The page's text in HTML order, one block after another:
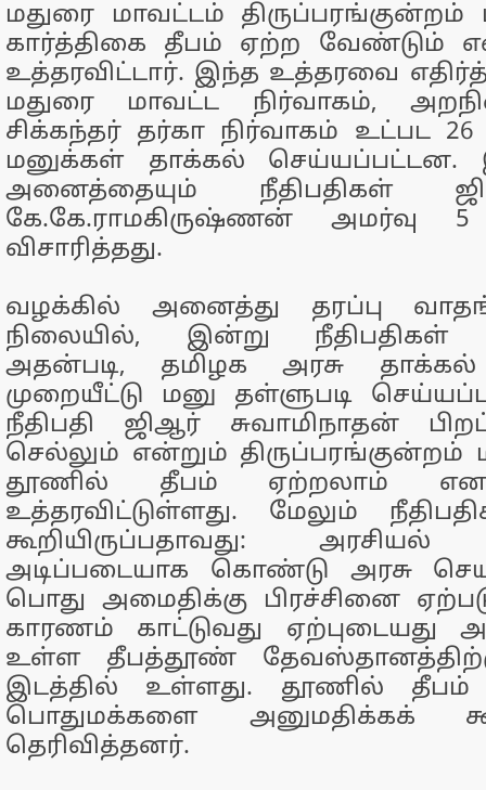
மதுரை மாவட்டம்
கார்த்திகை தீபம் ஏற்ற வேண்டும்
உத்தரவிட்டார். இந்த உத்தரவை
மதுரை மாவட்ட நிர்வாகம்,
சிக்கந்தர் தர்கா நிர்வாகம் உட்பட
மனுக்கள் தாக்கல் செய்யப்பட்டன.
அனைத்தையும் நீதிபதிகள்
கே.கே.ராமகிருஷ்ணன் அமர்வு
விசாரித்தது.
வழக்கில் அனைத்து தரப்பு
நிலையில், இன்று நீதிபதிகள்
அதன்படி, தமிழக அரசு
முறையீட்டு மனு தள்ளுபடி
நீதிபதி ஜிஆர் சுவாமிநாதன்
செல்லும் என்றும்
தூணில் தீபம் ஏற்றலாம்
உத்தரவிட்டுள்ளது. மேலும்
கூறியிருப்பதாவது:
அடிப்படையாக கொண்டு அரசு
பொது அமைதிக்கு பிரச்சினை
காரணம் காட்டுவது ஏற்புடையது
உள்ள தீபத்தூண்
இடத்தில் உள்ளது. தூணில் தீபம்
பொதுமக்களை அனுமதிக்கக்
தெரிவித்தனர்.